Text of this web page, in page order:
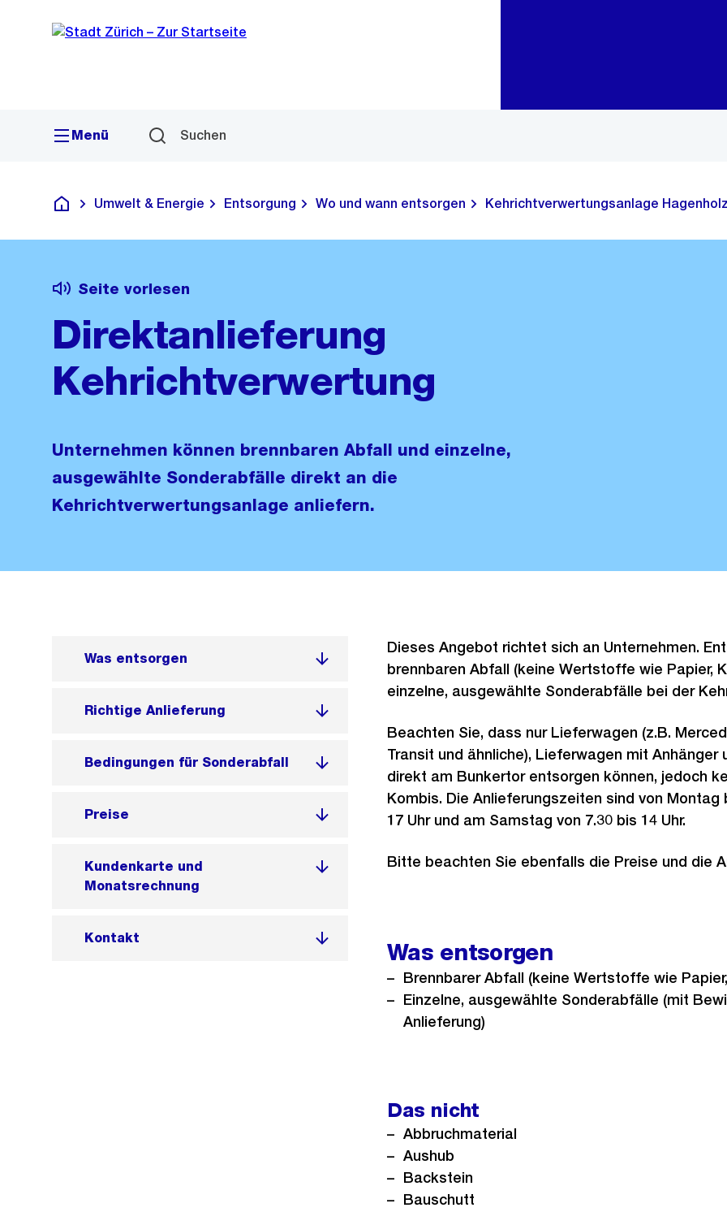
Navigation
Sprunglink
Menü Suchen
Deutsch
Umwelt & Energie Entsorgung Wo und wann entsorgen Kehrichtverwertungsanlage Hagenholz
Seite vorlesen
Direktanlieferung
Kehrichtverwertung
Unternehmen können brennbaren Abfall und einzelne,
ausgewählte Sonderabfälle direkt an die
Kehrichtverwertungsanlage anliefern.
Was entsorgen
Richtige Anlieferung
Bedingungen für Sonderabfall
Preise
Kundenkarte und
Monatsrechnung
Kontakt
Dieses Angebot richtet sich an Unternehmen.
brennbaren Abfall (keine Wertstoffe wie Papier,
einzelne, ausgewählte Sonderabfälle bei der
Beachten Sie, dass nur Lieferwagen (z.B.
Transit und ähnliche), Lieferwagen mit Anhänger
direkt am Bunkertor entsorgen können, jedoch
Kombis. Die Anlieferungszeiten sind von Montag
17 Uhr und am Samstag von 7.30 bis 14 Uhr.
Bitte beachten Sie ebenfalls die Preise und die
Was entsorgen
Brennbarer Abfall (keine Wertstoffe wie
Einzelne, ausgewählte Sonderabfälle (mit
Anlieferung)
Das nicht
Abbruchmaterial
Aushub
Backstein
Bauschutt